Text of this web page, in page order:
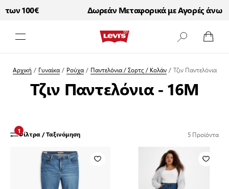
100€ Δωρεάν Μεταφορικά με Αγορές άνω
Αρχική / Γυναίκα / Ρούχα / Παντελόνια / Σορτς / Κολάν / Τζιν Παντελόνια
Τζιν Παντελόνια - 16M
Φίλτρα / Ταξινόμηση
1 5Προϊόντα